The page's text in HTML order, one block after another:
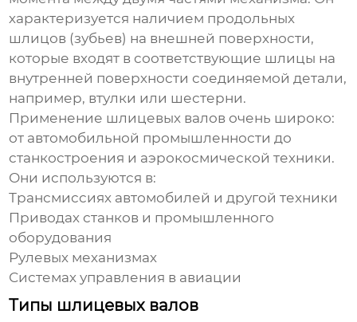
характеризуется наличием продольных
шлицов (зубьев) на внешней поверхности,
которые входят в соответствующие шлицы на
внутренней поверхности соединяемой детали,
например, втулки или шестерни.
Применение шлицевых валов очень широко:
от автомобильной промышленности до
станкостроения и аэрокосмической техники.
Они используются в:
Трансмиссиях автомобилей и другой техники
Приводах станков и промышленного
оборудования
Рулевых механизмах
Системах управления в авиации
Типы шлицевых валов